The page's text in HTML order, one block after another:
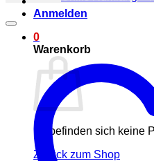
Anmelden
0
Warenkorb
Es befinden sich keine
Zurück zum Shop